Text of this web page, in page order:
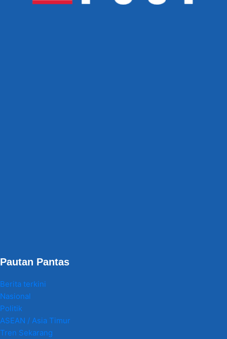
Pautan Pantas
Berita terkini
Nasional
Politik
ASEAN / Asia Timur
Tren Sekarang